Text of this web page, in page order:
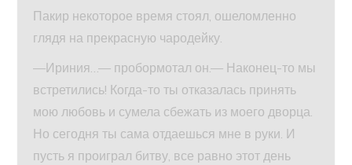
Пакир некоторое время стоял, ошеломленно
глядя на прекрасную чародейку.
—Ириния…— пробормотал он.— Наконец-то мы
встретились! Когда-то ты отказалась принять
мою любовь и сумела сбежать из моего дворца.
Но сегодня ты сама отдаешься мне в руки. И
пусть я проиграл битву, все равно этот день